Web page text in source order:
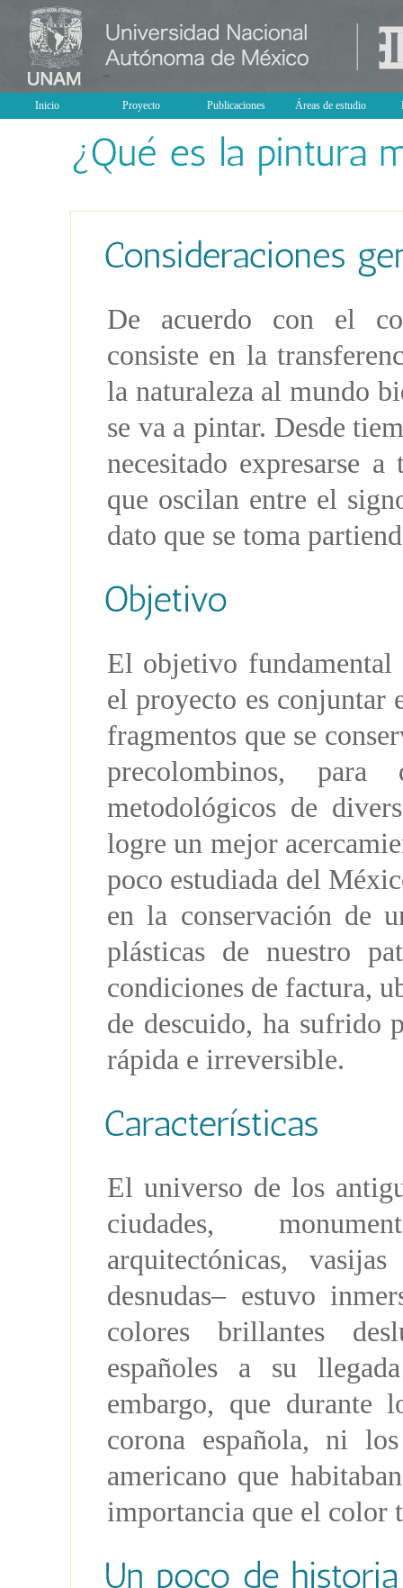
Inicio Proyecto Publicaciones Áreas de estudio
De acuerdo con el
consiste en la
la naturaleza al mundo
se va a pintar. Desde
necesitado expresarse
que oscilan entre el
dato que se toma
El objetivo fundamental
el proyecto es conjuntar
fragmentos que se
precolombinos,
metodológicos de
logre un mejor
poco estudiada del
en la conservación de
plásticas de nuestro
condiciones de factura,
de descuido, ha sufrido
rápida e irreversible.
El universo de los
ciudades,
arquitectónicas,
desnudas– estuvo
colores brillantes
españoles a su
embargo, que durante
corona española, ni
americano que
importancia que el color